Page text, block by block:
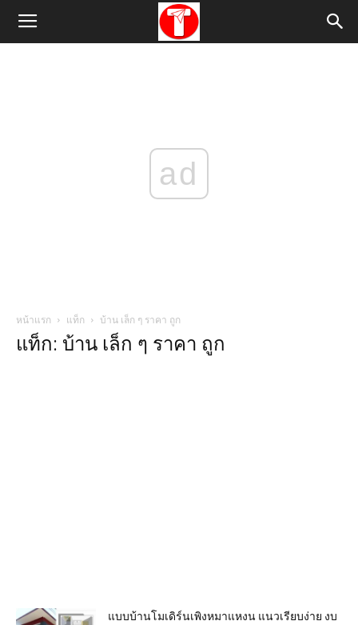
ad
หน้าแรก แท็ก บ้าน เล็ก ๆ ราคา ถูก
แท็ก: บ้าน เล็ก ๆ ราคา ถูก
แบบบ้านโมเดิร์นเพิงหมาแหงน แนวเรียบง่าย งบ